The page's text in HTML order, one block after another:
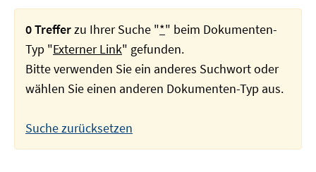
0 Trefferzu Ihrer Suche "*" beim Dokumenten-
Typ "Externer Link" gefunden.
Bitte verwenden Sie ein anderes Suchwort oder
wählen Sie einen anderen Dokumenten-Typ aus.
Suche zurücksetzen